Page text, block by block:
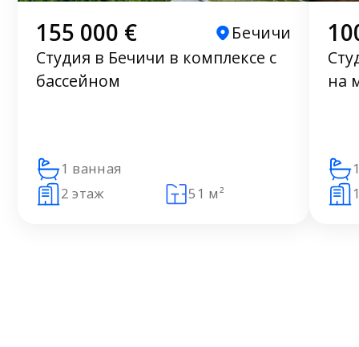
155 000 €
Бечичи
Студия в Бечичи в комплексе с
бассейном
1 ванная
2 этаж
51 м²
на